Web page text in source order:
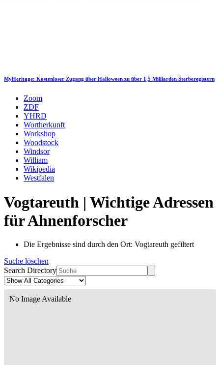
MyHeritage: Kostenloser Zugang über Halloween zu über 1,5 Milliarden Sterberegistern
Zoom
ZDF
YHRD
Wortherkunft
Workshop
Woodstock
Windsor
William
Wikipedia
Westfalen
Vogtareuth | Wichtige Adressen
für Ahnenforscher
Die Ergebnisse sind durch den Ort: Vogtareuth gefiltert
Suche löschen
Search Directory
No Image Available